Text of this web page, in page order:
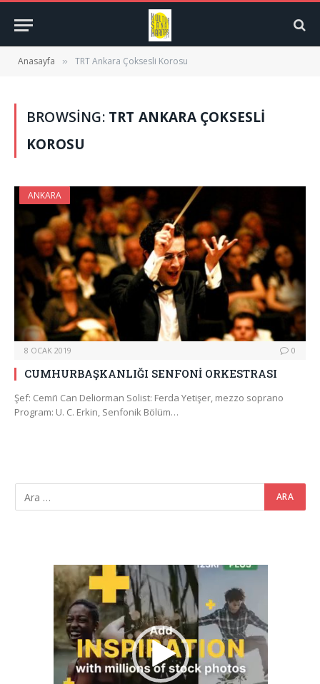
Anasayfa » TRT Ankara Çoksesli Korosu
BROWSING: TRT ANKARA ÇOKSESLI
KOROSU
ANKARA
8 OCAK 2019 0
CUMHURBAŞKANLIĞI SENFONİ ORKESTRASI
Şef: Cemi’i Can Deliorman Solist: Ferda Yetişer, mezzo soprano
Program: U. C. Erkin, Senfonik Bölüm…
Video
oynatıcı